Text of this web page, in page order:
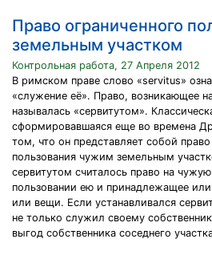
Право ограниченного
земельным участком
Контрольная работа, 27 Апреля 2012
В римском праве слово «servitus»
«служение её». Право, возникающее
называлась «сервитутом».
сформировавшаяся еще во времена
том, что он представляет собой право
пользования чужим земельным
сервитутом считалось право на
пользовании ею и принадлежащее
или вещи. Если устанавливался
не только служил своему
выгод собственника соседнего